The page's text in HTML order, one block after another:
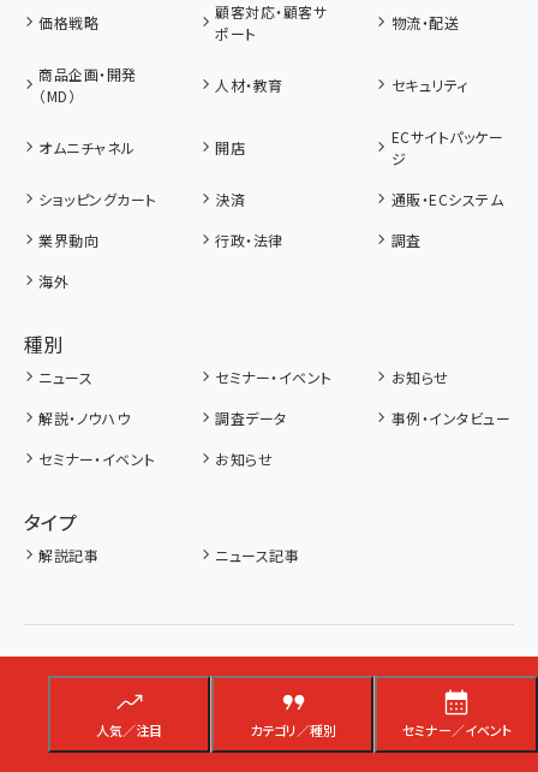
人気／注目 カテゴリ／種別 セミナー／イベント
価格戦略
顧客対応・顧客サ
ポート
物流・配送
商品企画・開発
（MD）
人材・教育 セキュリティ
オムニチャネル 開店
ECサイトパッケー
ジ
ショッピングカート
決済
通販・ECシステム
業界動向
行政・法律
調査
海外
種別
ニュース セミナー・イベント
お知らせ
解説・ノウハウ
調査データ
事例・インタビュー
セミナー・イベント
お知らせ
タイプ
解説記事 ニュース記事